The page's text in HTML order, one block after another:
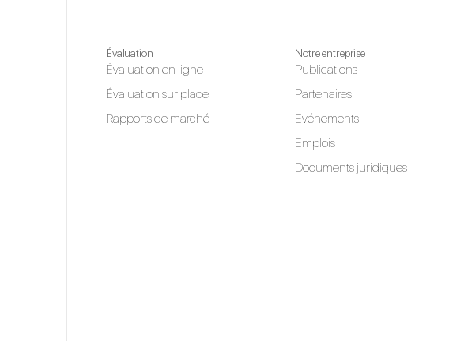
Évaluation
Évaluation en ligne
Évaluation sur place
Rapports de marché
Notre entreprise
Publications
Partenaires
Evénements
Emplois
Documents juridiques